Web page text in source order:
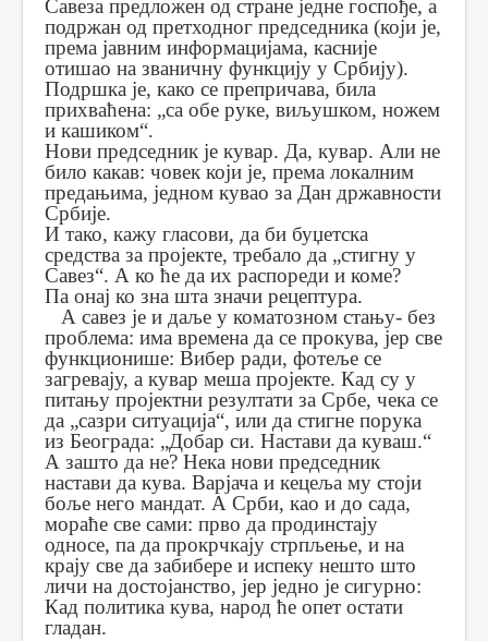
Савеза предложен од стране једне госпође, а
подржан од претходног председника (који је,
према јавним информацијама, касније
отишао на званичну функцију у Србију).
Подршка је, како се препричава, била
прихваћена: „са обе руке, виљушком, ножем
и кашиком“.
Нови председник је кувар. Да, кувар. Али не
било какав: човек који је, према локалним
предањима, једном кувао за Дан државности
Србије.
И тако, кажу гласови, да би буџетска
средства за пројекте, требало да „стигну у
Савез“. А ко ће да их распореди и коме?
Па онај ко зна шта значи рецептура.
А савез је и даље у коматозном стању- без
проблема: има времена да се прокува, јер све
функционише: Вибер ради, фотеље се
загревају, а кувар меша пројекте. Кад су у
питању пројектни резултати за Србе, чека се
да „сазри ситуација“, или да стигне порука
из Београда: „Добар си. Настави да куваш.“
А зашто да не? Нека нови председник
настави да кува. Варјача и кецеља му стоји
боље него мандат. А Срби, као и до сада,
мораће све сами: прво да продинстају
односе, па да прокрчкају стрпљење, и на
крају све да забибере и испеку нешто што
личи на достојанство, јер једно је сигурно:
Кад политика кува, народ ће опет остати
гладан.